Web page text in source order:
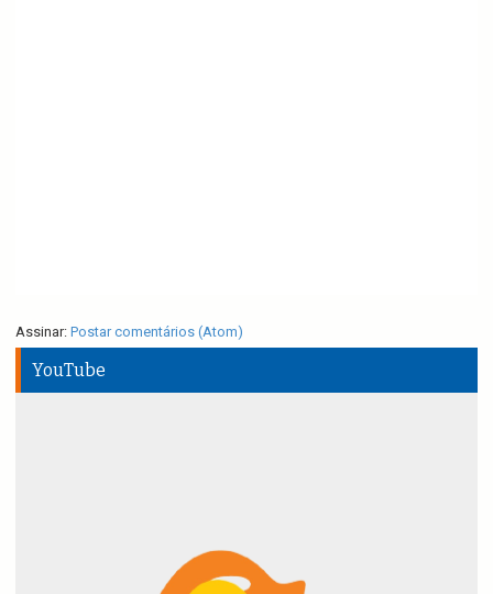
Assinar: Postar comentários (Atom)
YouTube